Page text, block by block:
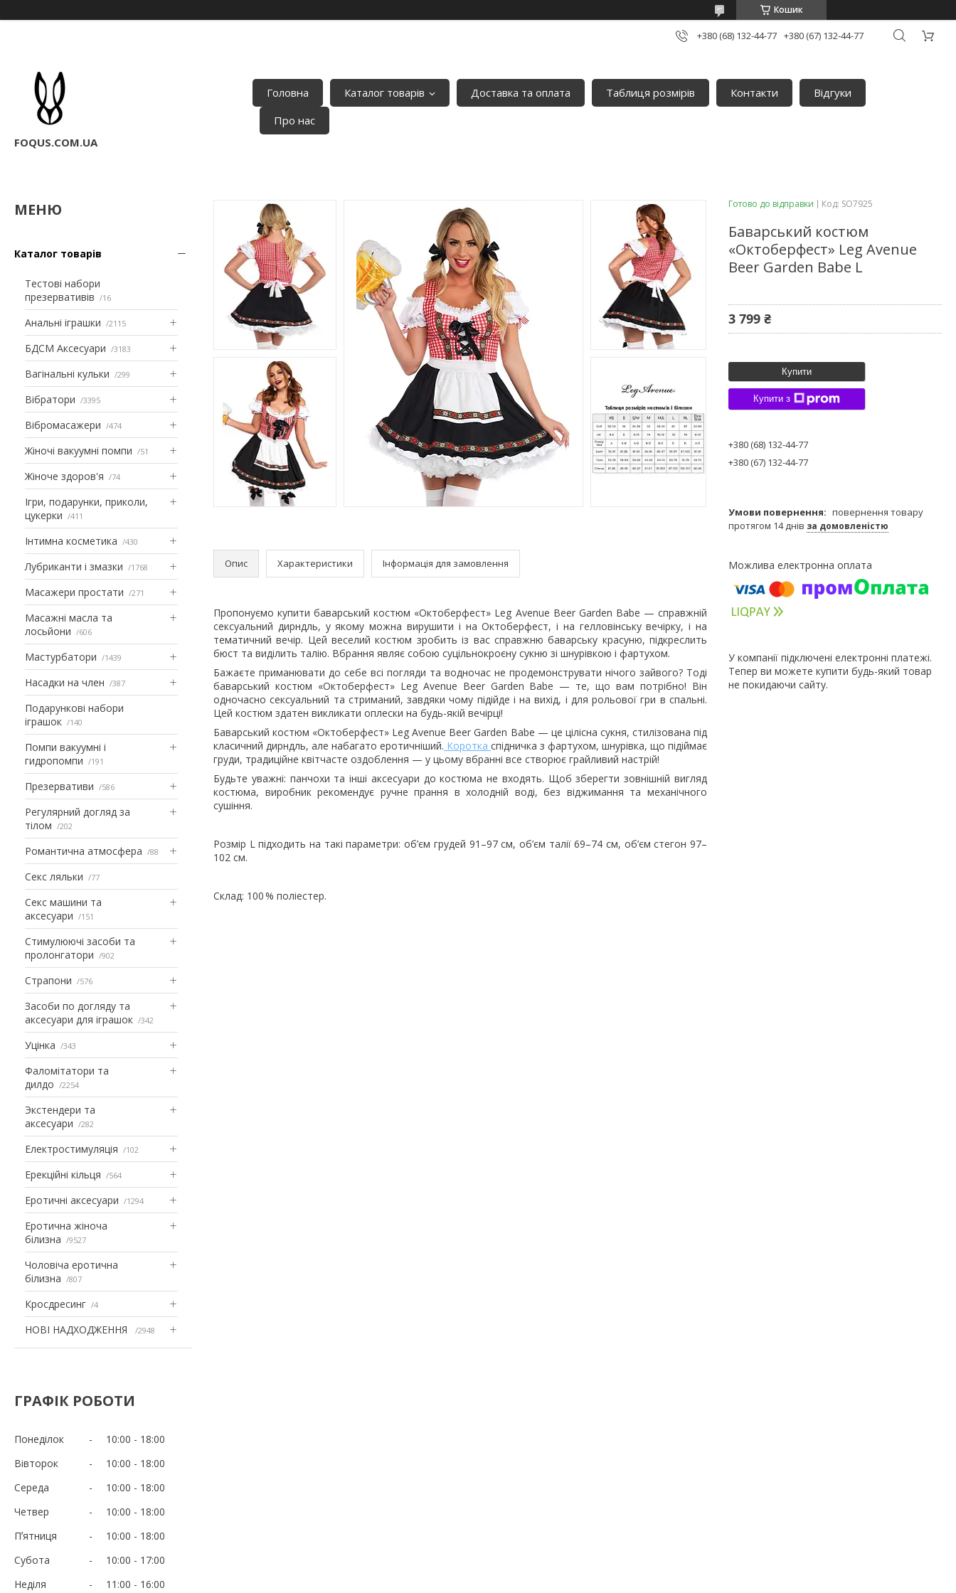
Кошик
+380 (68) 132-44-77 +380 (67) 132-44-77
FOQUS.COM.UA
Головна Каталог товарів Доставка та оплата Таблиця розмірів Контакти
Відгуки
Про нас
Каталог товарів
Тестові набори
презервативів
16
Анальні іграшки 2115
БДСМ Аксесуари 3183
Вагінальні кульки 299
Вібратори 3395
Вібромасажери 474
Жіночі вакуумні помпи 51
Жіноче здоров'я 74
Ігри, подарунки, приколи,
цукерки
411
Інтимна косметика 430
Лубриканти і змазки 1768
Масажери простати 271
Масажні масла та
лосьйони
606
Мастурбатори 1439
Насадки на член 387
Подарункові набори
іграшок
140
Помпи вакуумні і
гидропомпи
191
Презервативи 586
Регулярний догляд за
тілом
202
Романтична атмосфера 88
Секс ляльки 77
Секс машини та
аксесуари
151
Стимулюючі засоби та
пролонгатори
902
Страпони 576
Засоби по догляду та
аксесуари для іграшок
342
Уцінка 343
Фаломітатори та
дилдо
2254
Экстендери та
аксесуари
282
Електростимуляція 102
Ерекційні кільця 564
Еротичні аксесуари 1294
Еротична жіноча
білизна
9527
Чоловіча еротична
білизна
807
Кросдресинг 4
НОВІ НАДХОДЖЕННЯ 2948
ГРАФІК РОБОТИ
Понеділок 10:00
18:00
Вівторок
10:00
18:00
Середа
10:00
18:00
Четвер
10:00
18:00
Пʼятниця
10:00
18:00
Субота
10:00
17:00
Неділя
11:00 16:00
Опис Характеристики Інформація для замовлення
Пропонуємо купити баварський костюм «Октоберфест» Leg Avenue Beer Garden Babe — справжній
сексуальний дирндль, у якому можна вирушити і на Октоберфест, і на гелловінську вечірку, і на
тематичний вечір. Цей веселий костюм зробить із вас справжню баварську красуню, підкреслить
бюст та виділить талію. Вбрання являє собою суцільнокроєну сукню зі шнурівкою і фартухом.
Бажаєте приманювати до себе всі погляди та водночас не продемонструвати нічого зайвого? Тоді
баварський костюм «Октоберфест» Leg Avenue Beer Garden Babe — те, що вам потрібно! Він
одночасно сексуальний та стриманий, завдяки чому підійде і на вихід, і для рольової гри в спальні.
Цей костюм здатен викликати оплески на будь-якій вечірці!
Баварський костюм «Октоберфест» Leg Avenue Beer Garden Babe — це цілісна сукня, стилізована під
класичний дирндль, але набагато еротичніший. Коротка спідничка з фартухом, шнурівка, що підіймає
груди, традиційне квітчасте оздоблення — у цьому вбранні все створює грайливий настрій!
Будьте уважні: панчохи та інші аксесуари до костюма не входять. Щоб зберегти зовнішній вигляд
костюма, виробник рекомендує ручне прання в холодній воді, без віджимання та механічного
сушіння.
Розмір L підходить на такі параметри: об’єм грудей 91–97 см, об’єм талії 69–74 см, об’єм стегон 97–
102 см.
Склад: 100 % поліестер.
Готово до відправки Код: SO7925
Баварський костюм
«Октоберфест» Leg Avenue
Beer Garden Babe L
3 799 ₴
Купити
Купити з
+380 (68) 132-44-77
+380 (67) 132-44-77
повернення товару
протягом 14 днів за домовленістю
У компанії підключені електронні платежі.
Тепер ви можете купити будь-який товар
не покидаючи сайту.